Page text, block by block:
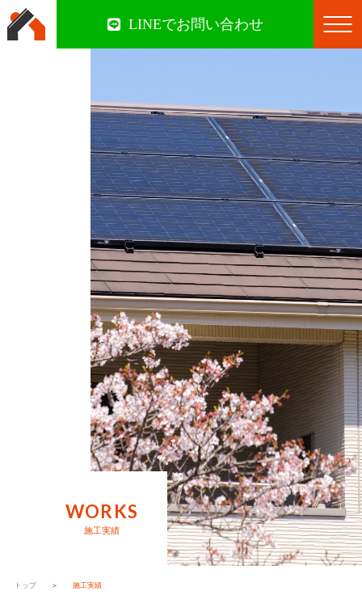
LINEでお問い合わせ
WORKS
施工実績
トップ ＞ 施工実績